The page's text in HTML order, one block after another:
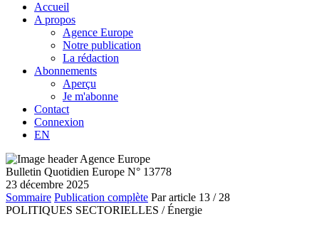
Accueil
A propos
Agence Europe
Notre publication
La rédaction
Abonnements
Aperçu
Je m'abonne
Contact
Connexion
EN
Bulletin Quotidien Europe N° 13778
23 décembre 2025
Sommaire Publication complète Par article 13 / 28
POLITIQUES SECTORIELLES / Énergie